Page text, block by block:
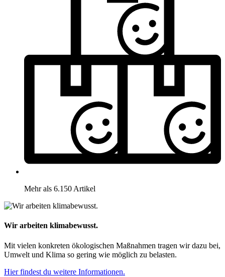
Mehr als 6.150 Artikel
Wir arbeiten klimabewusst.
Mit vielen konkreten ökologischen Maßnahmen tragen wir dazu bei,
Umwelt und Klima so gering wie möglich zu belasten.
Hier findest du weitere Informationen.